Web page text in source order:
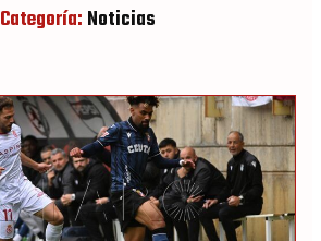
Categoría: Noticias